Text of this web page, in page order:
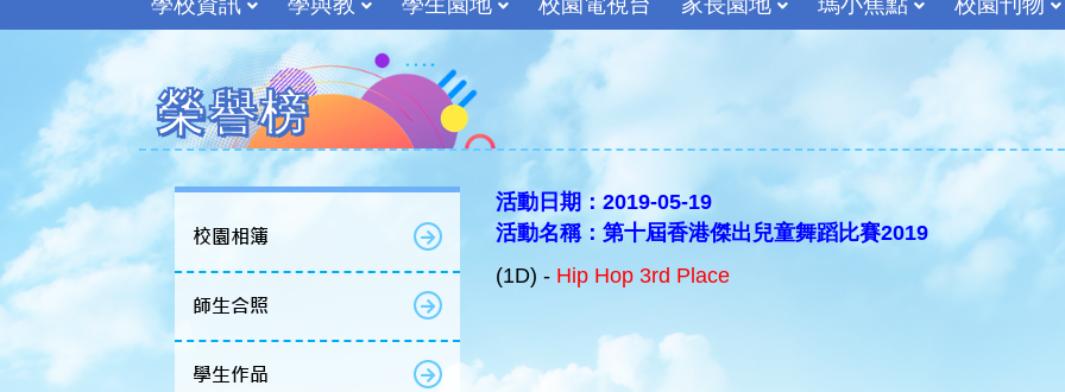
榮譽榜
校園相簿
師生合照
學生作品
活動日期：2019-05-19
活動名稱：第十屆香港傑出兒童舞蹈比賽2019
(1D) - Hip Hop 3rd Place